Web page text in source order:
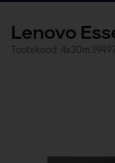
Lenovo
Tootekood: